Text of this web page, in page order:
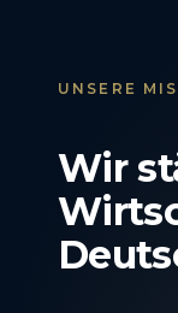
UNSERE
Wir